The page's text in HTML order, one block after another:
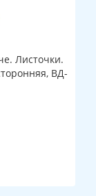
Листочки.
ВД-